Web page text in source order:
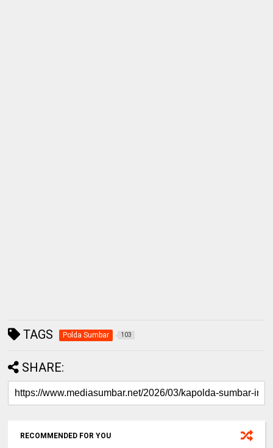
TAGS Polda Sumbar 103
SHARE:
RECOMMENDED FOR YOU